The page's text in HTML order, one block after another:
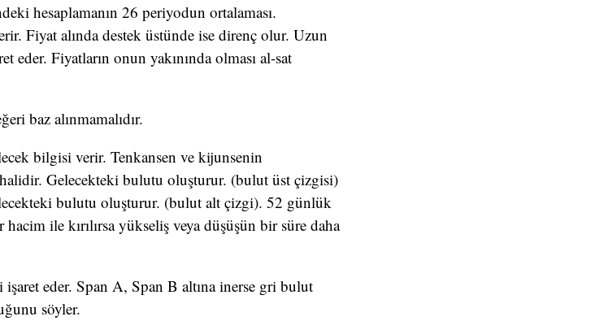
hesaplamanın 26 periyodun ortalaması.
Fiyat alında destek üstünde ise direnç olur. Uzun
eder. Fiyatların onun yakınında olması al-sat
baz alınmamalıdır.
bilgisi verir. Tenkansen ve kijunsenin
Gelecekteki bulutu oluşturur. (bulut üst çizgisi)
bulutu oluşturur. (bulut alt çizgi). 52 günlük
ile kırılırsa yükseliş veya düşüşün bir süre daha
eder. Span A, Span B altına inerse gri bulut
söyler.